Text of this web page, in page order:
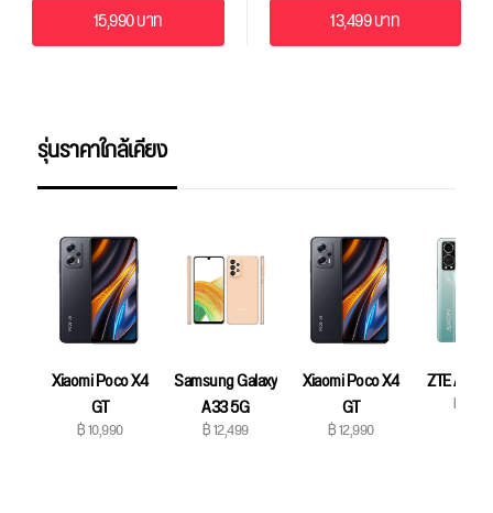
15,990 บาท 13,499 บาท
รุ่นราคาใกล้เคียง
Xiaomi Poco X4
GT
฿ 10,990
Samsung Galaxy
A33 5G
฿ 12,499
Xiaomi Poco X4
GT
฿ 12,990
ZTE Axon
฿